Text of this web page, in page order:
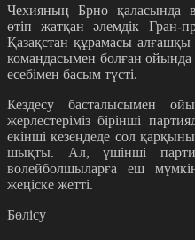
Чехияның Брно қаласында
өтіп жатқан әлемдік Гран-
Қазақстан құрамасы алғашқы
командасымен болған ойында
есебімен басым түсті.
Кездесу басталысымен
жерлестеріміз бірінші
екінші кезеңдеде сол
шықты. Ал, үшінші
волейболшыларға еш
жеңіске жетті.
Бөлісу